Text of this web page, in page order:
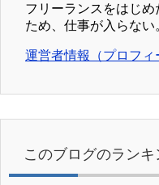
フリーランスをはじ
ため、仕事が入らない
運営者情報（プロフィ
このブログのランキ